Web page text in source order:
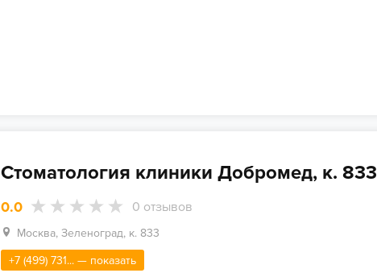
Стоматология клиники Добромед, к. 833
0.0 0 отзывов
Москва, Зеленоград, к. 833
+7 (499) 731... — показать